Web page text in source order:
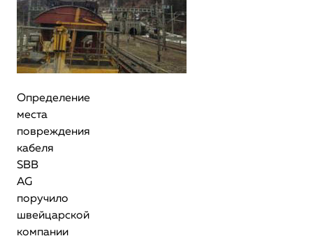
Определение
места
повреждения
кабеля
SBB
AG
поручило
швейцарской
компании